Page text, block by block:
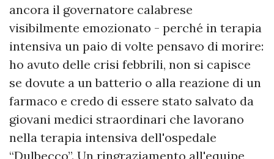
ancora il governatore calabrese
visibilmente emozionato - perché in terapia
intensiva un paio di volte pensavo di morire:
ho avuto delle crisi febbrili, non si capisce
se dovute a un batterio o alla reazione di un
farmaco e credo di essere stato salvato da
giovani medici straordinari che lavorano
nella terapia intensiva dell'ospedale
“Dulbecco”. Un ringraziamento all'equipe